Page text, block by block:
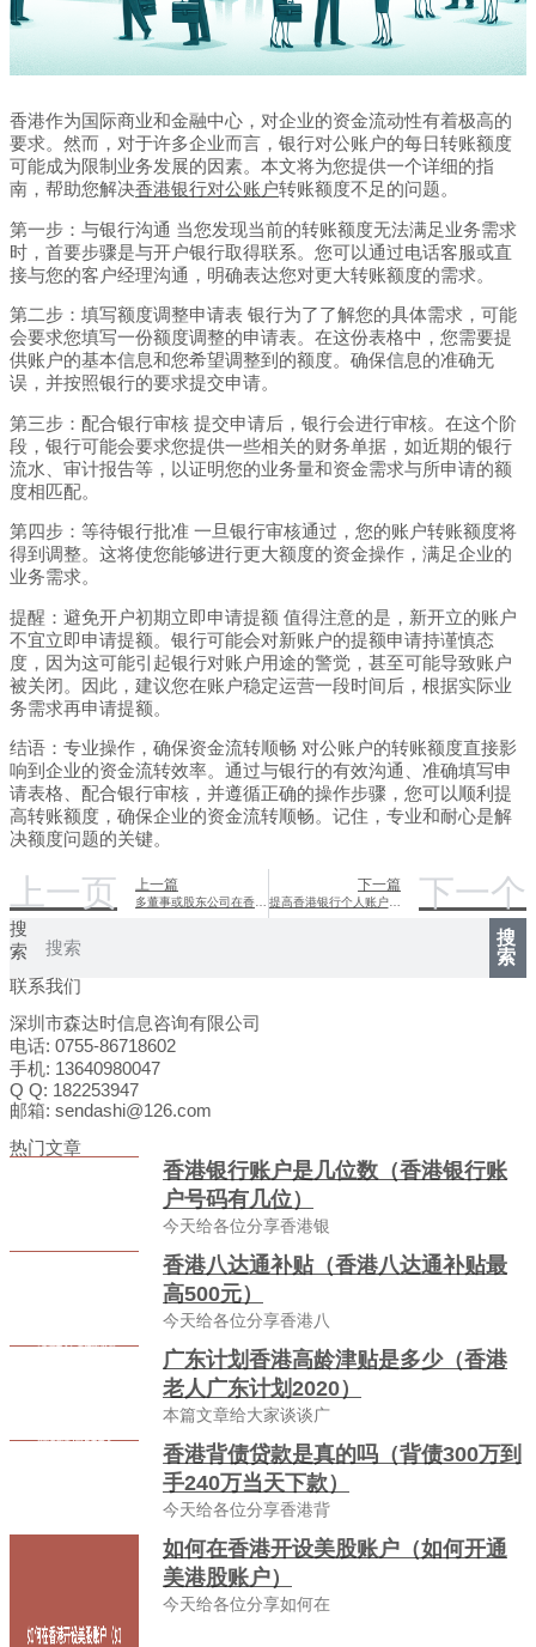
香港作为国际商业和金融中心，对企业的资金流动性有着极高的
要求。然而，对于许多企业而言，银行对公账户的每日转账额度
可能成为限制业务发展的因素。本文将为您提供一个详细的指
南，帮助您解决香港银行对公账户转账额度不足的问题。
第一步：与银行沟通 当您发现当前的转账额度无法满足业务需求
时，首要步骤是与开户银行取得联系。您可以通过电话客服或直
接与您的客户经理沟通，明确表达您对更大转账额度的需求。
第二步：填写额度调整申请表 银行为了了解您的具体需求，可能
会要求您填写一份额度调整的申请表。在这份表格中，您需要提
供账户的基本信息和您希望调整到的额度。确保信息的准确无
误，并按照银行的要求提交申请。
第三步：配合银行审核 提交申请后，银行会进行审核。在这个阶
段，银行可能会要求您提供一些相关的财务单据，如近期的银行
流水、审计报告等，以证明您的业务量和资金需求与所申请的额
度相匹配。
第四步：等待银行批准 一旦银行审核通过，您的账户转账额度将
得到调整。这将使您能够进行更大额度的资金操作，满足企业的
业务需求。
提醒：避免开户初期立即申请提额 值得注意的是，新开立的账户
不宜立即申请提额。银行可能会对新账户的提额申请持谨慎态
度，因为这可能引起银行对账户用途的警觉，甚至可能导致账户
被关闭。因此，建议您在账户稳定运营一段时间后，根据实际业
务需求再申请提额。
结语：专业操作，确保资金流转顺畅 对公账户的转账额度直接影
响到企业的资金流转效率。通过与银行的有效沟通、准确填写申
请表格、配合银行审核，并遵循正确的操作步骤，您可以顺利提
高转账额度，确保企业的资金流转顺畅。记住，专业和耐心是解
决额度问题的关键。
上一页 上一篇 下一篇
提高香港银行个人账户开户成功率 下一个
搜
索
搜
索
联系我们
深圳市森达时信息咨询有限公司
电话: 0755-86718602
手机: 13640980047
Q Q: 182253947
邮箱: sendashi@126.com
热门文章
香港银行账户是几位数（香港银行账
户号码有几位）
今天给各位分享香港银
香港八达通补贴（香港八达通补贴最
高500元）
今天给各位分享香港八
广东计划香港高龄津贴是多少（香港
老人广东计划2020）
本篇文章给大家谈谈广
香港背债贷款是真的吗（背债300万到
手240万当天下款）
今天给各位分享香港背
如何在香港开设美股账户（如何开通
美港股账户）
今天给各位分享如何在